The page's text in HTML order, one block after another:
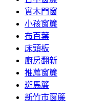
實木門窗
小孩窗簾
布百葉
床頭板
廚房翻新
推薦窗簾
斑馬簾
新竹市窗簾